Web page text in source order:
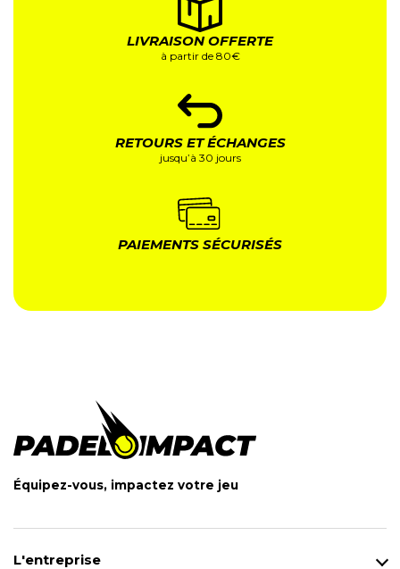
LIVRAISON OFFERTE
à partir de 80€
RETOURS ET ÉCHANGES
jusqu’à 30 jours
PAIEMENTS SÉCURISÉS
Équipez-vous, impactez votre jeu
L'entreprise